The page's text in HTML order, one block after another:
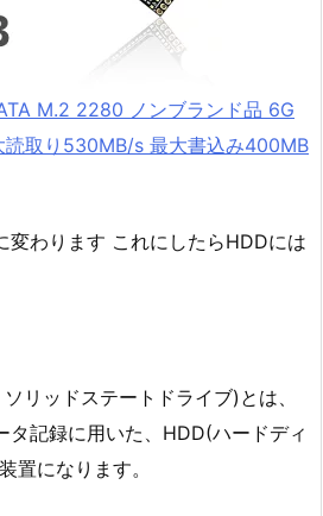
M.2 2280 ノンブランド品 6G
取り530MB/s 最大書込み400MB
変わります これにしたらHDDには
リッドステートドライブ)とは、
タ記録に用いた、HDD(ハードディ
置になります。